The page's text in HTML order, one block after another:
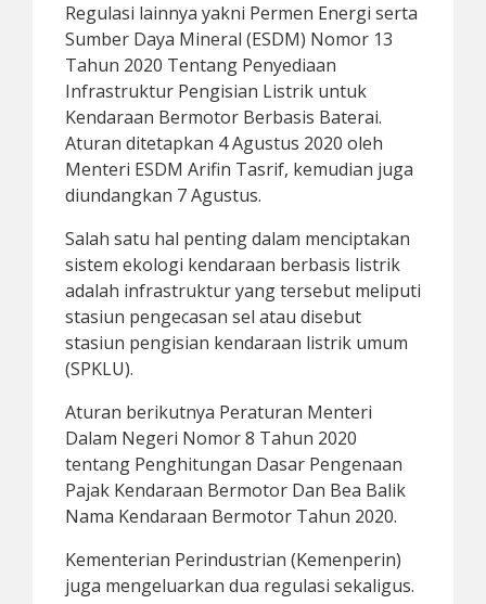
Regulasi lainnya yakni Permen Energi serta
Sumber Daya Mineral (ESDM) Nomor 13
Tahun 2020 Tentang Penyediaan
Infrastruktur Pengisian Listrik untuk
Kendaraan Bermotor Berbasis Baterai.
Aturan ditetapkan 4 Agustus 2020 oleh
Menteri ESDM Arifin Tasrif, kemudian juga
diundangkan 7 Agustus.
Salah satu hal penting dalam menciptakan
sistem ekologi kendaraan berbasis listrik
adalah infrastruktur yang tersebut meliputi
stasiun pengecasan sel atau disebut
stasiun pengisian kendaraan listrik umum
(SPKLU).
Aturan berikutnya Peraturan Menteri
Dalam Negeri Nomor 8 Tahun 2020
tentang Penghitungan Dasar Pengenaan
Pajak Kendaraan Bermotor Dan Bea Balik
Nama Kendaraan Bermotor Tahun 2020.
Kementerian Perindustrian (Kemenperin)
juga mengeluarkan dua regulasi sekaligus.